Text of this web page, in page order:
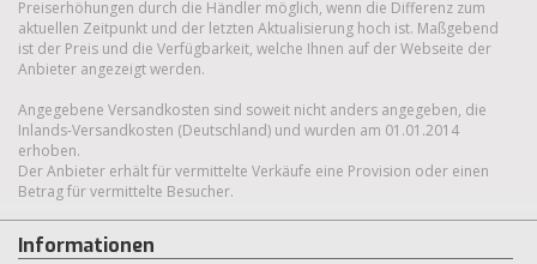
Preiserhöhungen durch die Händler möglich, wenn die Differenz zum
aktuellen Zeitpunkt und der letzten Aktualisierung hoch ist. Maßgebend
ist der Preis und die Verfügbarkeit, welche Ihnen auf der Webseite der
Anbieter angezeigt werden.
Angegebene Versandkosten sind soweit nicht anders angegeben, die
Inlands-Versandkosten (Deutschland) und wurden am 01.01.2014
erhoben.
Der Anbieter erhält für vermittelte Verkäufe eine Provision oder einen
Betrag für vermittelte Besucher.
Informationen